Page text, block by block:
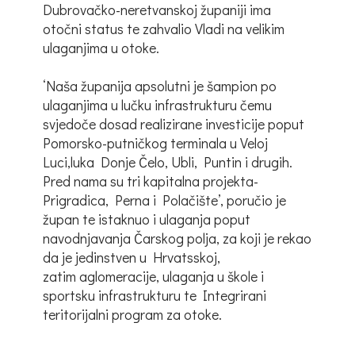
Dubrovačko-neretvanskoj županiji ima
otočni status te zahvalio Vladi na velikim
ulaganjima u otoke.
‘Naša županija apsolutni je šampion po
ulaganjima u lučku infrastrukturu čemu
svjedoče dosad realizirane investicije poput
Pomorsko-putničkog terminala u Veloj
Luci,luka Donje Čelo, Ubli, Puntin i drugih.
Pred nama su tri kapitalna projekta-
Prigradica, Perna i Polačište’, poručio je
župan te istaknuo i ulaganja poput
navodnjavanja Čarskog polja, za koji je rekao
da je jedinstven u Hrvatsskoj,
zatim aglomeracije, ulaganja u škole i
sportsku infrastrukturu te Integrirani
teritorijalni program za otoke.